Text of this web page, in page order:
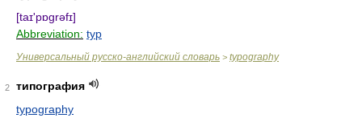
[taɪ'pɒgrəfɪ]
Abbreviation: typ
Универсальный русско-английский словарь > typography
2
типография
typography